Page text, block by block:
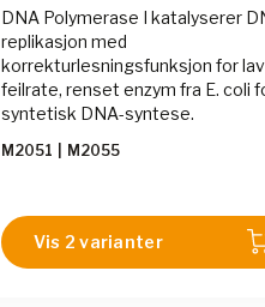
DNA Polymerase I katalyserer
replikasjon med
korrekturlesningsfunksjon for lav
feilrate, renset enzym fra E. coli
syntetisk DNA-syntese.
M2051 M2055
Vis 2 varianter